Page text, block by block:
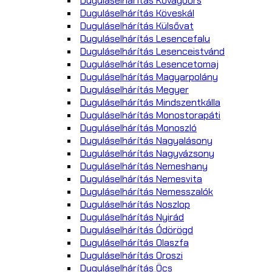
Duguláselhárítás Köveskál
Duguláselhárítás Külsővat
Duguláselhárítás Lesencefalu
Duguláselhárítás Lesenceistvánd
Duguláselhárítás Lesencetomaj
Duguláselhárítás Magyarpolány
Duguláselhárítás Megyer
Duguláselhárítás Mindszentkálla
Duguláselhárítás Monostorapáti
Duguláselhárítás Monoszló
Duguláselhárítás Nagyalásony
Duguláselhárítás Nagyvázsony
Duguláselhárítás Nemeshany
Duguláselhárítás Nemesvita
Duguláselhárítás Nemesszalók
Duguláselhárítás Noszlop
Duguláselhárítás Nyirád
Duguláselhárítás Ódörögd
Duguláselhárítás Olaszfa
Duguláselhárítás Oroszi
Duguláselhárítás Öcs